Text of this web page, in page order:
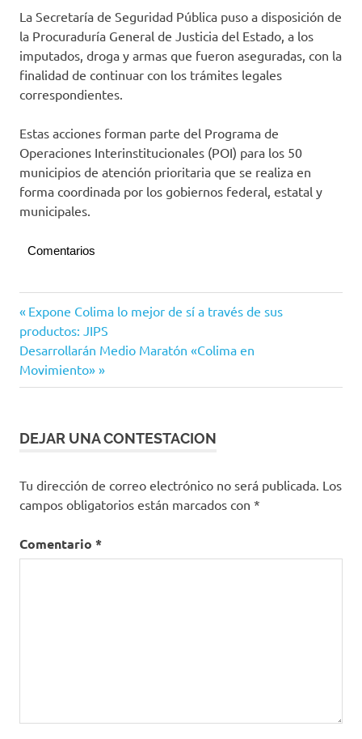
La Secretaría de Seguridad Pública puso a disposición de
la Procuraduría General de Justicia del Estado, a los
imputados, droga y armas que fueron aseguradas, con la
finalidad de continuar con los trámites legales
correspondientes.
Estas acciones forman parte del Programa de
Operaciones Interinstitucionales (POI) para los 50
municipios de atención prioritaria que se realiza en
forma coordinada por los gobiernos federal, estatal y
municipales.
Comentarios
Navegación
de
entradas
Entrada
anterior:
Expone Colima lo mejor de sí a través de sus
productos: JIPS
Siguiente
entrada:
Desarrollarán Medio Maratón «Colima en
Movimiento»
DEJAR UNA CONTESTACION
Tu dirección de correo electrónico no será publicada. Los
campos obligatorios están marcados con *
Comentario *